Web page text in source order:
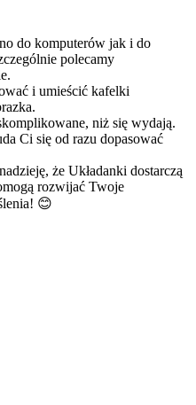
do komputerów jak i do
polecamy
i umieścić kafelki
niż się wydają.
Ci się od razu dopasować
że Układanki dostarczą
rozwijać Twoje
😊